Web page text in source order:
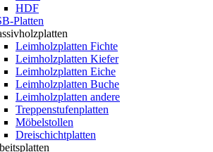
HDF
Platten
Leimholzplatten Fichte
Leimholzplatten Kiefer
Leimholzplatten Eiche
Leimholzplatten Buche
Leimholzplatten andere
Treppenstufenplatten
Möbelstollen
Dreischichtplatten